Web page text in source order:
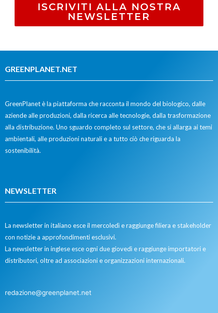
ISCRIVITI ALLA NOSTRA
NEWSLETTER
GREENPLANET.NET
GreenPlanet è la piattaforma che racconta il mondo del biologico, dalle
aziende alle produzioni, dalla ricerca alle tecnologie, dalla trasformazione
alla distribuzione. Uno sguardo completo sul settore, che si allarga ai temi
ambientali, alle produzioni naturali e a tutto ciò che riguarda la
sostenibilità.
NEWSLETTER
La newsletter in italiano esce il mercoledì e raggiunge filiera e stakeholder
con notizie a approfondimenti esclusivi.
La newsletter in inglese esce ogni due giovedì e raggiunge importatori e
distributori, oltre ad associazioni e organizzazioni internazionali.
redazione@greenplanet.net